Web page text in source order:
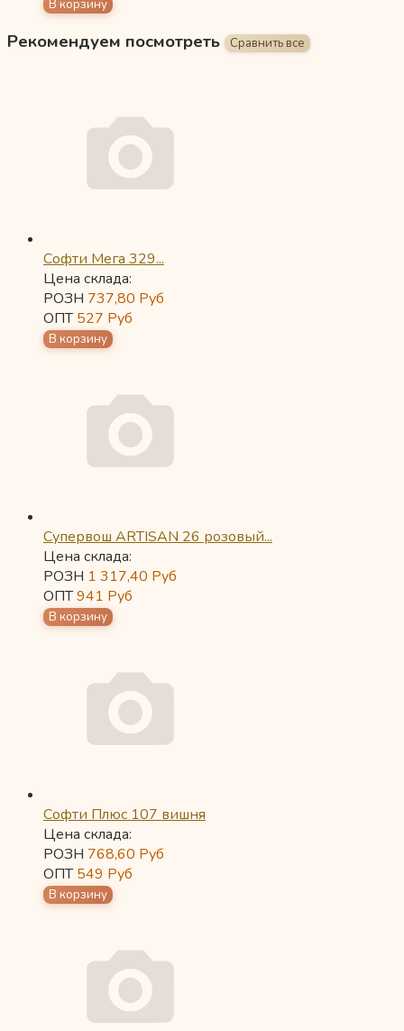
Рекомендуем посмотреть
Софти Мега 329...
Цена склада:
РОЗН 737,80 Руб
ОПТ527 Руб
Супервош ARTISAN 26 розовый...
Цена склада:
РОЗН 1 317,40 Руб
ОПТ941 Руб
Софти Плюс 107 вишня
Цена склада:
РОЗН 768,60 Руб
ОПТ549 Руб